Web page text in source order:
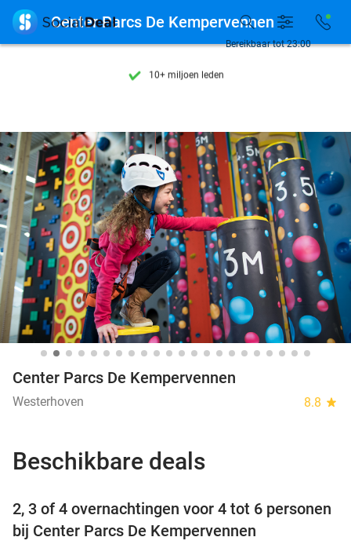
7 dagen per week beschikbaar
10+ miljoen leden
7 dagen per week beschikbaar
10+ miljoen leden
Bereikbaar tot 23:00
 Center Parcs De Kempervennen
Center Parcs De Kempervennen
Westerhoven 8.8 star
Beschikbare deals
2, 3 of 4 overnachtingen voor 4 tot 6 personen
bij Center Parcs De Kempervennen